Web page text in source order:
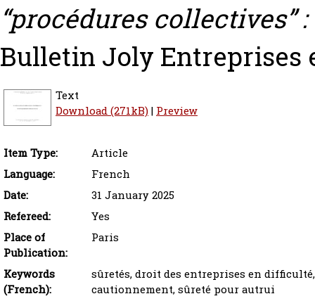
“procédures collectives”
Bulletin Joly Entreprises
Text
Download (271kB)| Preview
Item Type:
Article
Language:
French
Date:
31 January 2025
Refereed:
Yes
Place of
Publication:
Paris
Keywords
(French):
sûretés, droit des entreprises en
cautionnement, sûreté pour autrui